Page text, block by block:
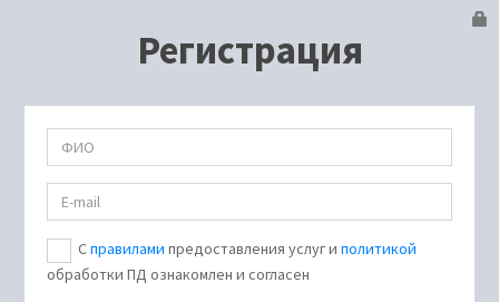
Регистрация
Справилами предоставления услуг иполитикой
обработки ПД ознакомлен и согласен